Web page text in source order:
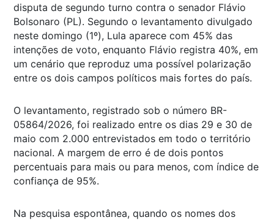
disputa de segundo turno contra o senador Flávio
Bolsonaro (PL). Segundo o levantamento divulgado
neste domingo (1º), Lula aparece com 45% das
intenções de voto, enquanto Flávio registra 40%, em
um cenário que reproduz uma possível polarização
entre os dois campos políticos mais fortes do país.
O levantamento, registrado sob o número BR-
05864/2026, foi realizado entre os dias 29 e 30 de
maio com 2.000 entrevistados em todo o território
nacional. A margem de erro é de dois pontos
percentuais para mais ou para menos, com índice de
confiança de 95%.
Na pesquisa espontânea, quando os nomes dos